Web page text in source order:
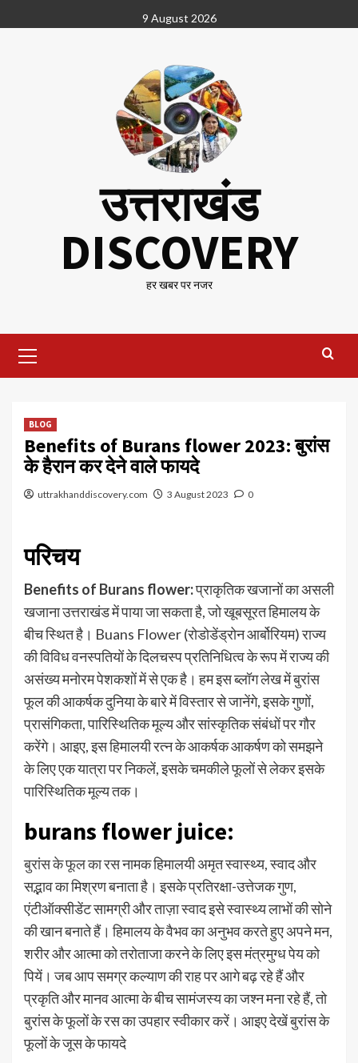
to
9 August 2026
उत्तराखंड
DISCOVERY
हर खबर पर नजर
Menu
BLOG
Benefits of Burans flower 2023: बुरांस
के हैरान कर देने वाले फायदे
uttrakhanddiscovery.com 3 August 2023 0
परिचय
Benefits of Burans flower:प्राकृतिक खजानों का असली
खजाना उत्तराखंड में पाया जा सकता है, जो खूबसूरत हिमालय के
बीच स्थित है। Buans Flower (रोडोडेंड्रोन आर्बोरियम) राज्य
की विविध वनस्पतियों के दिलचस्प प्रतिनिधित्व के रूप में राज्य की
असंख्य मनोरम पेशकशों में से एक है। हम इस ब्लॉग लेख में बुरांस
फूल की आकर्षक दुनिया के बारे में विस्तार से जानेंगे, इसके गुणों,
प्रासंगिकता, पारिस्थितिक मूल्य और सांस्कृतिक संबंधों पर गौर
करेंगे। आइए, इस हिमालयी रत्न के आकर्षक आकर्षण को समझने
के लिए एक यात्रा पर निकलें, इसके चमकीले फूलों से लेकर इसके
पारिस्थितिक मूल्य तक।
burans flower juice:
बुरांस के फूल का रसनामक हिमालयी अमृत स्वास्थ्य, स्वाद और
सद्भाव का मिश्रण बनाता है। इसके प्रतिरक्षा-उत्तेजक गुण,
एंटीऑक्सीडेंट सामग्री और ताज़ा स्वाद इसे स्वास्थ्य लाभों की सोने
की खान बनाते हैं। हिमालय के वैभव का अनुभव करते हुए अपने मन,
शरीर और आत्मा को तरोताजा करने के लिए इस मंत्रमुग्ध पेय को
पियें। जब आप समग्र कल्याण की राह पर आगे बढ़ रहे हैं और
प्रकृति और मानव आत्मा के बीच सामंजस्य का जश्न मना रहे हैं, तो
बुरांस के फूलों के रस का उपहार स्वीकार करें। आइए देखें बुरांस के
फूलों के जूस के फायदे